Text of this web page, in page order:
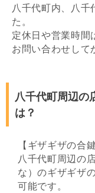
八千代町内、八千
た。
定休日や営業時間
お問い合わせして
八千代町周辺の
は？
【ギザギザの合鍵
八千代町周辺の
な）のギザギザ
可能です。